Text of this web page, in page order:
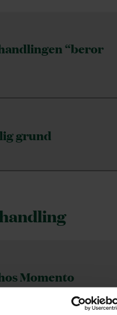
“beror
grund
Momento